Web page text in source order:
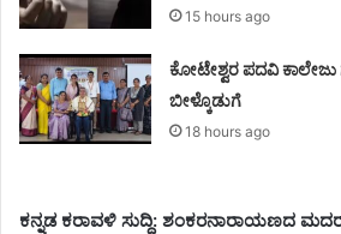
15 hours ago
ಕೋಟೇಶ್ವರ ಪದವಿ
ಬೀಳ್ಕೊಡುಗೆ
18 hours ago
ಕನ್ನಡ ಕರಾವಳಿ ಸುದ್ದಿ: ಶಂಕರನಾರಾಯಣದ